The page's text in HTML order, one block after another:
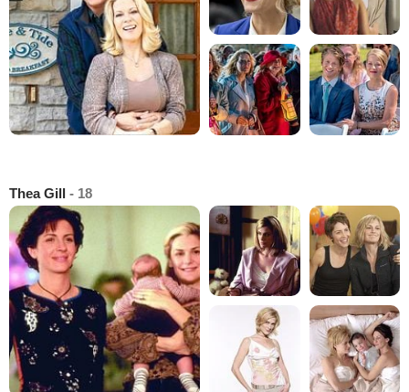
Thea Gill - 18